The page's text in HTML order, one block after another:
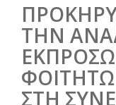
ΤΗΝ
ΣΤΗ